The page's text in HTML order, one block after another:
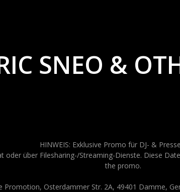
SNEO &
HINWEIS: Exklusive Promo für DJ- &
oder über Filesharing-/Streaming-Dienste. Diese
the promo.
Promotion, Osterdammer Str. 2A, 49401 Damme,